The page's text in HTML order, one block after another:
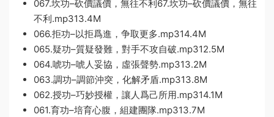
067.坎功–砍價議價，無往不利67.坎功–砍價議價，無往
不利.mp313.4M
066.拒功–以拒爲進，争取更多.mp314.4M
065.疑功–質疑發難，對手不攻自破.mp312.5M
064.唬功–唬人妥協，虛張聲勢.mp313.2M
063.調功–調節沖突，化解矛盾.mp313.8M
062.授功–巧妙授權，讓人爲己所用.mp314.1M
061.育功–培育心腹，組建團隊.mp313.7M